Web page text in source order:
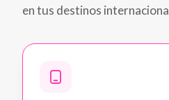
en tus destinos